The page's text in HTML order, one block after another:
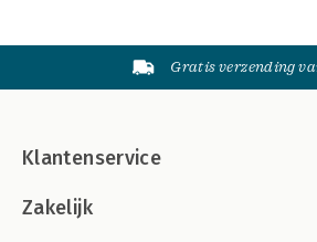
Gratis verzending
Klantenservice
Zakelijk